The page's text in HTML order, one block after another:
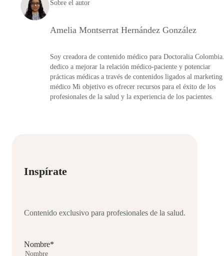
Sobre el autor
Amelia Montserrat Hernández González
Soy creadora de contenido médico para Doctoralia
dedico a mejorar la relación médico-paciente y potenciar
prácticas médicas a través de contenidos ligados al marketing
médico Mi objetivo es ofrecer recursos para el éxito de los
profesionales de la salud y la experiencia de los pacientes.
Inspírate
Contenido exclusivo para profesionales de la salud.
Nombre*
Nombre